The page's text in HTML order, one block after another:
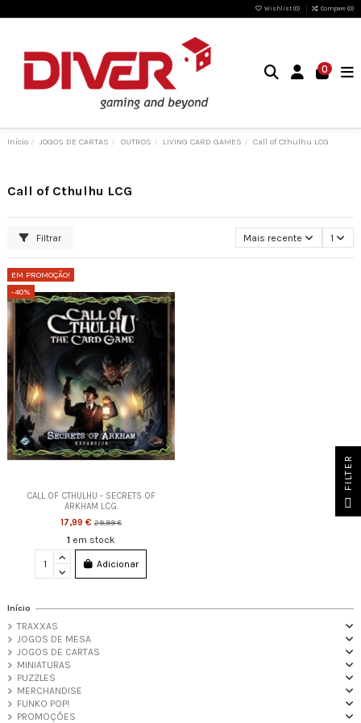
Wishlist (0) Compare (0)
0
Início JOGOS DE CARTAS OUTROS LIVING CARD GAMES Call of Cthulhu LCG
Call of Cthulhu LCG
Filtrar Mais recente 1
EM PROMOÇÃO!
-40%
CALL OF CTHULHU - SECRETS OF
ARKHAM LCG
17,99 €29,99 €
1 em stock
Adicionar
Início
TRAXXAS
JOGOS DE MESA
JOGOS DE CARTAS
MINIATURAS
PUZZLES
MERCHANDISE
FUNKO POP!
PROMOÇÕES
FILTER